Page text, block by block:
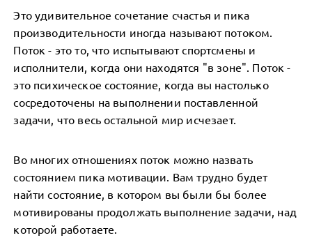
Это удивительное сочетание счастья и пика
производительности иногда называют потоком.
Поток - это то, что испытывают спортсмены и
исполнители, когда они находятся "в зоне". Поток -
это психическое состояние, когда вы настолько
сосредоточены на выполнении поставленной
задачи, что весь остальной мир исчезает.
Во многих отношениях поток можно назвать
состоянием пика мотивации. Вам трудно будет
найти состояние, в котором вы были бы более
мотивированы продолжать выполнение задачи, над
которой работаете.